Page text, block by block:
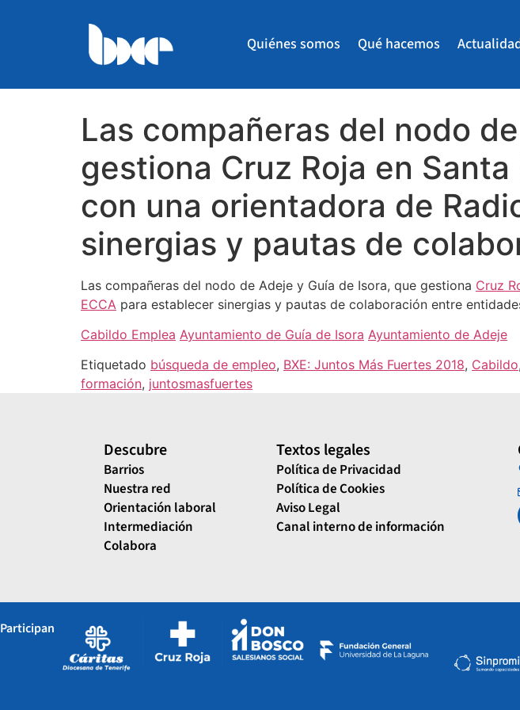
Quiénes somos Qué hacemos
Las compañeras del nodo
gestiona Cruz Roja en
con una orientadora de
sinergias y pautas de
Las compañeras del nodo de Adeje y Guía de Isora, que gestiona Cruz
ECCA para establecer sinergias y pautas de colaboración entre
Cabildo Emplea Ayuntamiento de Guía de Isora Ayuntamiento de Adeje
Etiquetado búsqueda de empleo, BXE: Juntos Más Fuertes 2018, Cabildo,
formación, juntosmasfuertes
Descubre
Barrios
Nuestra red
Orientación laboral
Intermediación
Colabora
Textos legales
Política de Privacidad
Política de Cookies
Aviso Legal
Canal interno de información
Participan